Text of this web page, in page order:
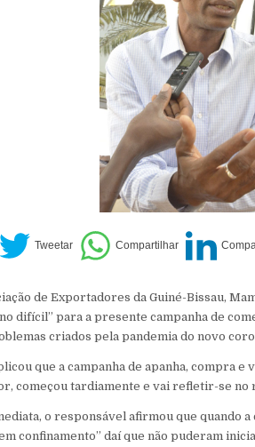
de Exportadores da Guiné-Bissau,
difícil” para a presente campanha de
criados pela pandemia do novo
que a campanha de apanha, compra
começou tardiamente e vai refletir-se no
o responsável afirmou que quando
confinamento” daí que não puderam